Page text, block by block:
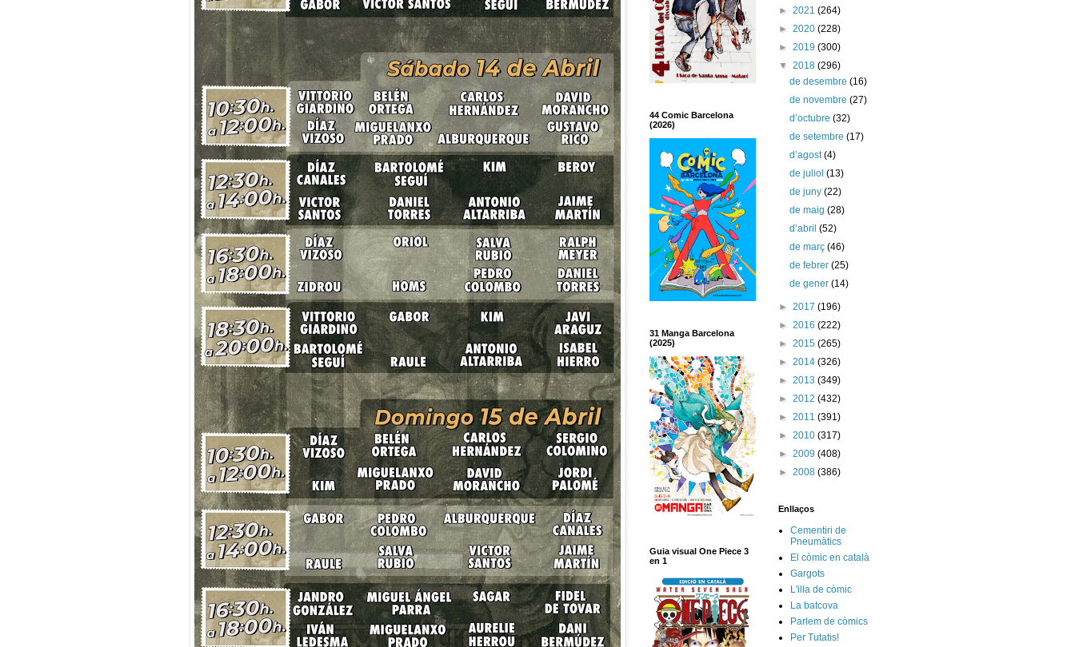
44 Comic Barcelona
(2026)
31 Manga Barcelona
(2025)
Guia visual One Piece 3
en 1
► 2021 (264)
► 2020 (228)
► 2019 (300)
▼ 2018 (296)
de desembre(16)
de novembre(27)
d’octubre(32)
de setembre(17)
d’agost(4)
de juliol(13)
de juny(22)
de maig(28)
d’abril(52)
de març(46)
de febrer(25)
de gener(14)
► 2017 (196)
► 2016 (222)
► 2015 (265)
► 2014 (326)
► 2013 (349)
► 2012 (432)
► 2011 (391)
► 2010 (317)
► 2009 (408)
► 2008 (386)
Enllaços
Cementiri de
Pneumàtics
El còmic en català
Gargots
L'illa de còmic
La batcova
Parlem de còmics
Per Tutatis!